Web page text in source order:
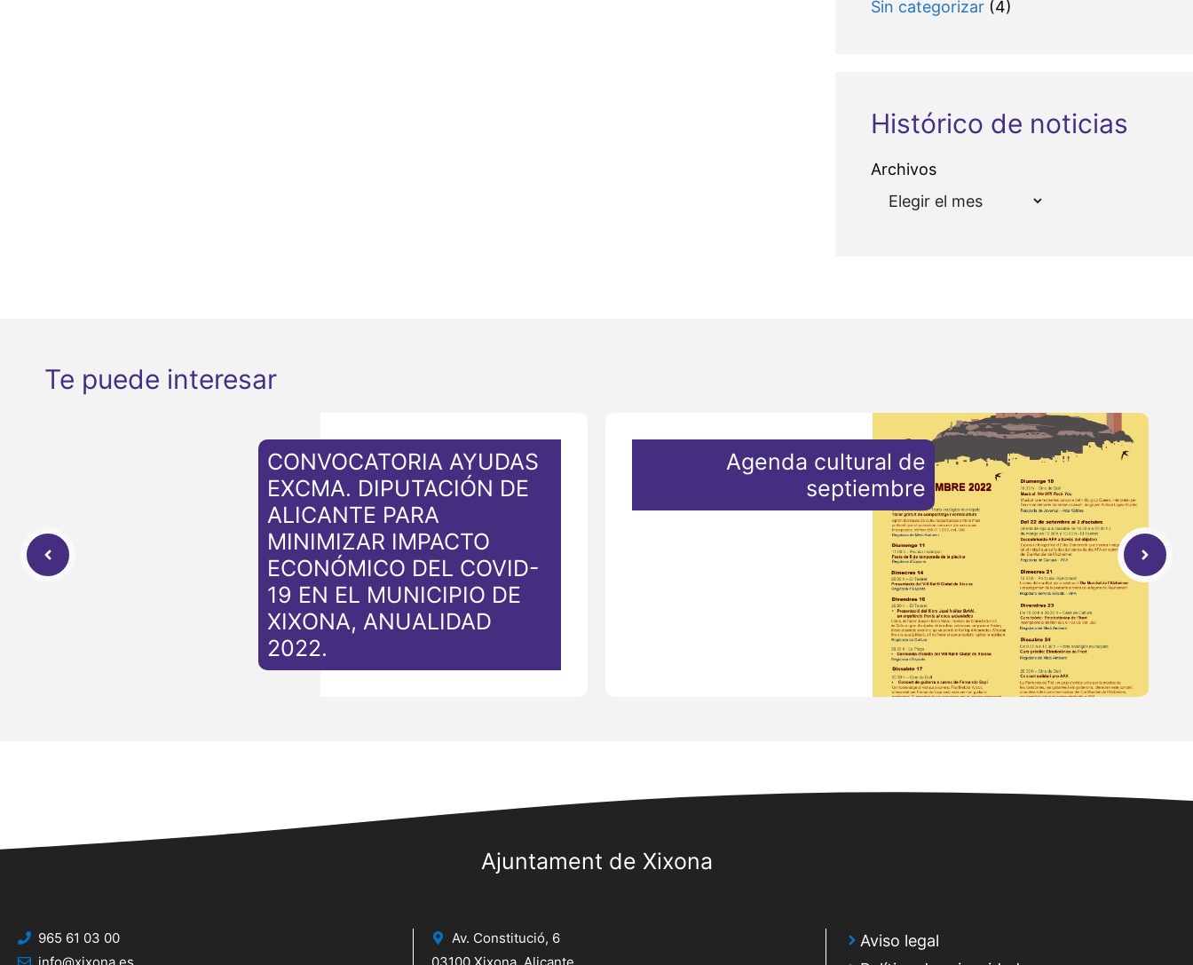
Sin categorizar(4)
Histórico de noticias
Archivos
Te puede interesar
CONVOCATORIA AYUDAS
EXCMA. DIPUTACIÓN DE
ALICANTE PARA
MINIMIZAR IMPACTO
ECONÓMICO DEL COVID-
19 EN EL MUNICIPIO DE
XIXONA, ANUALIDAD
2022.
Agenda cultural de
septiembre
Ajuntament de Xixona
965 61 03 00
info@xixona.es
Av. Constitució, 6
03100 Xixona, Alicante.
Aviso legal